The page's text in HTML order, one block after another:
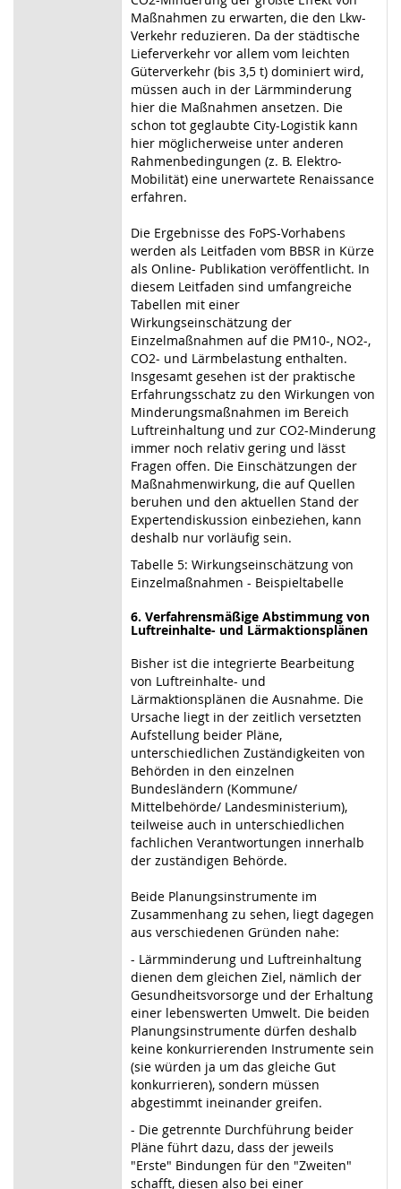
Maßnahmen zu erwarten, die den Lkw-
Verkehr reduzieren. Da der städtische
Lieferverkehr vor allem vom leichten
Güterverkehr (bis 3,5 t) dominiert wird,
müssen auch in der Lärmminderung
hier die Maßnahmen ansetzen. Die
schon tot geglaubte City-Logistik kann
hier möglicherweise unter anderen
Rahmenbedingungen (z. B. Elektro-
Mobilität) eine unerwartete Renaissance
erfahren.
Die Ergebnisse des FoPS-Vorhabens
werden als Leitfaden vom BBSR in Kürze
als Online- Publikation veröffentlicht. In
diesem Leitfaden sind umfangreiche
Tabellen mit einer
Wirkungseinschätzung der
Einzelmaßnahmen auf die PM10-, NO2-,
CO2- und Lärmbelastung enthalten.
Insgesamt gesehen ist der praktische
Erfahrungsschatz zu den Wirkungen von
Minderungsmaßnahmen im Bereich
Luftreinhaltung und zur CO2-Minderung
immer noch relativ gering und lässt
Fragen offen. Die Einschätzungen der
Maßnahmenwirkung, die auf Quellen
beruhen und den aktuellen Stand der
Expertendiskussion einbeziehen, kann
deshalb nur vorläufig sein.
Tabelle 5: Wirkungseinschätzung von
Einzelmaßnahmen - Beispieltabelle
6. Verfahrensmäßige Abstimmung von
Luftreinhalte- und Lärmaktionsplänen
Bisher ist die integrierte Bearbeitung
von Luftreinhalte- und
Lärmaktionsplänen die Ausnahme. Die
Ursache liegt in der zeitlich versetzten
Aufstellung beider Pläne,
unterschiedlichen Zuständigkeiten von
Behörden in den einzelnen
Bundesländern (Kommune/
Mittelbehörde/ Landesministerium),
teilweise auch in unterschiedlichen
fachlichen Verantwortungen innerhalb
der zuständigen Behörde.
Beide Planungsinstrumente im
Zusammenhang zu sehen, liegt dagegen
aus verschiedenen Gründen nahe:
- Lärmminderung und Luftreinhaltung
dienen dem gleichen Ziel, nämlich der
Gesundheitsvorsorge und der Erhaltung
einer lebenswerten Umwelt. Die beiden
Planungsinstrumente dürfen deshalb
keine konkurrierenden Instrumente sein
(sie würden ja um das gleiche Gut
konkurrieren), sondern müssen
abgestimmt ineinander greifen.
- Die getrennte Durchführung beider
Pläne führt dazu, dass der jeweils
"Erste" Bindungen für den "Zweiten"
schafft, diesen also bei einer